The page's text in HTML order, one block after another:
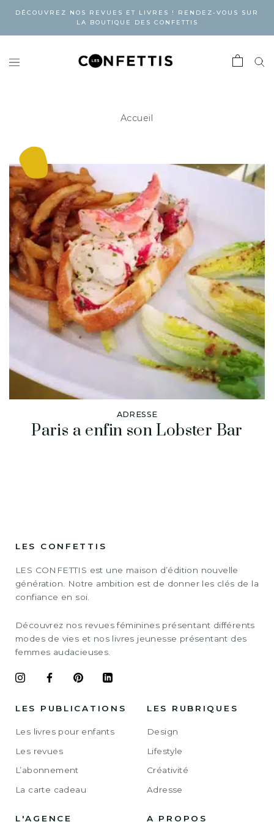
DÉCOUVREZ NOS REVUES ET LIVRES ! RENDEZ-VOUS SUR
LA BOUTIQUE DES CONFETTIS
Accueil
ADRESSE
Paris a enfin son Lobster Bar
LES CONFETTIS
LES CONFETTIS est une maison d’édition nouvelle
génération. Notre ambition est de donner les clés de la
confiance en soi.
Découvrez nos revues féminines présentant différents
modes de vies et nos livres jeunesse présentant des
femmes audacieuses.
LES PUBLICATIONS
Les livres pour enfants
Les revues
L’abonnement
La carte cadeau
LES RUBRIQUES
Design
Lifestyle
Créativité
Adresse
L'AGENCE A PROPOS